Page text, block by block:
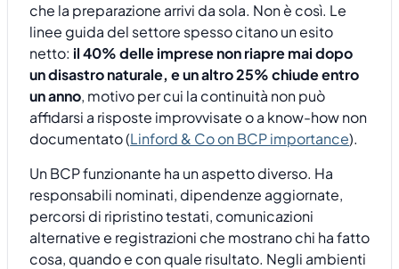
che la preparazione arrivi da sola. Non è così. Le
linee guida del settore spesso citano un esito
netto: il 40% delle imprese non riapre mai dopo
un disastro naturale, e un altro 25% chiude entro
un anno, motivo per cui la continuità non può
affidarsi a risposte improvvisate o a know-how non
documentato (Linford & Co on BCP importance).
Un BCP funzionante ha un aspetto diverso. Ha
responsabili nominati, dipendenze aggiornate,
percorsi di ripristino testati, comunicazioni
alternative e registrazioni che mostrano chi ha fatto
cosa, quando e con quale risultato. Negli ambienti